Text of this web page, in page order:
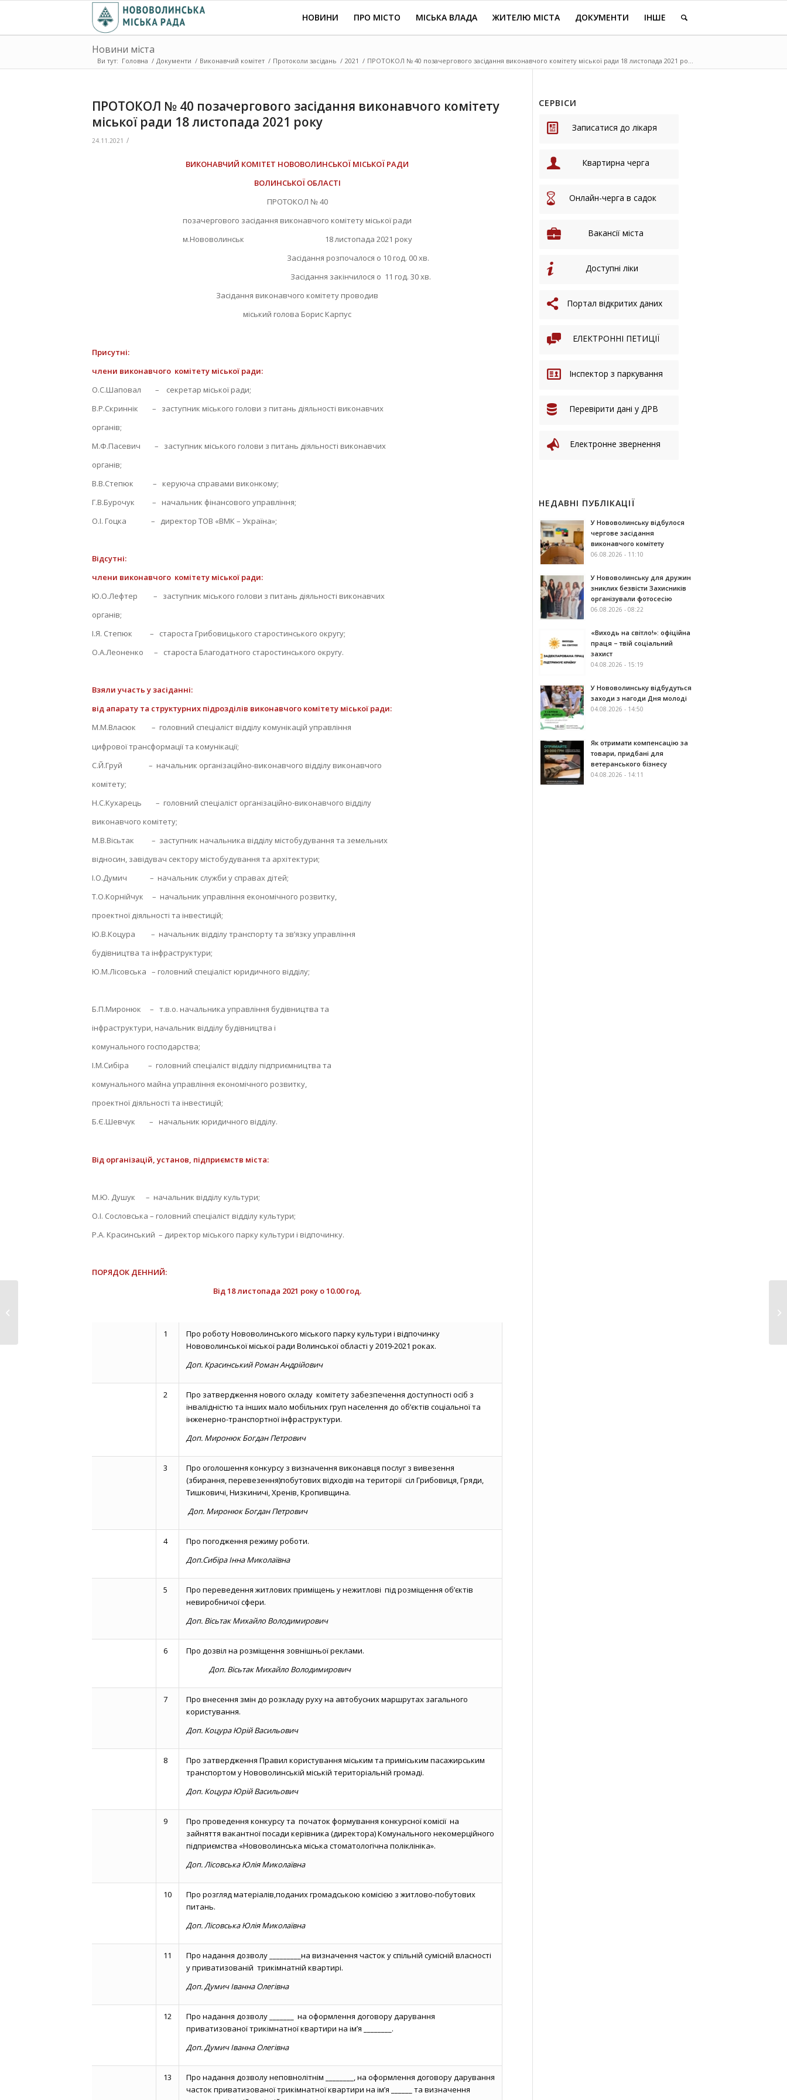
НОВИНИ ПРО МІСТО МІСЬКА ВЛАДА ЖИТЕЛЮ МІСТА ДОКУМЕНТИ ІНШЕ
Новини міста
Ви тут: Головна / Документи / Виконавчий комітет / Протоколи засідань / 2021 / ПРОТОКОЛ № 40 позачергового засідання виконавчого комітету міської ради 18 листопада 2021 ро...
ПРОТОКОЛ № 40 позачергового засідання виконавчого комітету
міської ради 18 листопада 2021 року
24.11.2021 /
ВИКОНАВЧИЙ КОМІТЕТ НОВОВОЛИНСЬКОЇ МІСЬКОЇ РАДИ
ВОЛИНСЬКОЇ ОБЛАСТІ
ПРОТОКОЛ № 40
позачергового засідання виконавчого комітету міської ради
м.Нововолинськ 18 листопада 2021 року
Засідання розпочалося о 10 год. 00 хв.
Засідання закінчилося о 11 год. 30 хв.
Засідання виконавчого комітету проводив
міський голова Борис Карпус
Присутні:
члени виконавчого комітету міської ради:
О.С.Шаповал – секретар міської ради;
В.Р.Скриннік – заступник міського голови з питань діяльності виконавчих
органів;
М.Ф.Пасевич – заступник міського голови з питань діяльності виконавчих
органів;
В.В.Степюк – керуюча справами виконкому;
Г.В.Бурочук – начальник фінансового управління;
О.І. Гоцка – директор ТОВ «ВМК – Україна»;
Відсутні:
члени виконавчого комітету міської ради:
Ю.О.Лефтер – заступник міського голови з питань діяльності виконавчих
органів;
І.Я. Степюк – староста Грибовицького старостинського округу;
О.А.Леоненко – староста Благодатного старостинського округу.
Взяли участь у засіданні:
від апарату та структурних підрозділів виконавчого комітету міської ради:
М.М.Власюк – головний спеціаліст відділу комунікацій управління
цифрової трансформації та комунікації;
С.Й.Груй – начальник організаційно-виконавчого відділу виконавчого
комітету;
Н.С.Кухарець – головний спеціаліст організаційно-виконавчого відділу
виконавчого комітету;
М.В.Вісьтак – заступник начальника відділу містобудування та земельних
відносин, завідувач сектору містобудування та архітектури;
І.О.Думич – начальник служби у справах дітей;
Т.О.Корнійчук – начальник управління економічного розвитку,
проектної діяльності та інвестицій;
Ю.В.Коцура – начальник відділу транспорту та зв’язку управління
будівництва та інфраструктури;
Ю.М.Лісовська – головний спеціаліст юридичного відділу;
Б.П.Миронюк – т.в.о. начальника управління будівництва та
інфраструктури, начальник відділу будівництва і
комунального господарства;
І.М.Сибіра – головний спеціаліст відділу підприємництва та
комунального майна управління економічного розвитку,
проектної діяльності та інвестицій;
Б.Є.Шевчук – начальник юридичного відділу.
Від організацій, установ, підприємств міста:
М.Ю. Душук – начальник відділу культури;
О.І. Сословська – головний спеціаліст відділу культури;
Р.А. Красинський – директор міського парку культури і відпочинку.
ПОРЯДОК ДЕННИЙ:
Від 18 листопада 2021 року о 10.00 год.
1
Про роботу Нововолинського міського парку культури і відпочинку
Нововолинської міської ради Волинської області у 2019-2021 роках.
Доп. Красинський Роман Андрійович
2
Про затвердження нового складу комітету забезпечення доступності осіб з
інвалідністю та інших мало мобільних груп населення до об’єктів соціальної та
інженерно-транспортної інфраструктури.
Доп. Миронюк Богдан Петрович
3
Про оголошення конкурсу з визначення виконавця послуг з вивезення
(збирання, перевезення)побутових відходів на території сіл Грибовиця, Гряди,
Тишковичі, Низкиничі, Хренів, Кропивщина.
Доп. Миронюк Богдан Петрович
4
Про погодження режиму роботи.
Доп.Сибіра Інна Миколаївна
5
Про переведення житлових приміщень у нежитлові під розміщення об’єктів
невиробничої сфери.
Доп. Вісьтак Михайло Володимирович
6
Про дозвіл на розміщення зовнішньої реклами.
Доп. Вісьтак Михайло Володимирович
7
Про внесення змін до розкладу руху на автобусних маршрутах загального
користування.
Доп. Коцура Юрій Васильович
8
Про затвердження Правил користування міським та приміським пасажирським
транспортом у Нововолинській міській територіальній громаді.
Доп. Коцура Юрій Васильович
9
Про проведення конкурсу та початок формування конкурсної комісії на
зайняття вакантної посади керівника (директора) Комунального некомерційного
підприємства «Нововолинська міська стоматологічна поліклініка».
Доп. Лісовська Юлія Миколаївна
10
Про розгляд матеріалів,поданих громадською комісією з житлово-побутових
питань.
Доп. Лісовська Юлія Миколаївна
11
Про надання дозволу _________на визначення часток у спільній сумісній власності
у приватизованій трикімнатній квартирі.
Доп. Думич Іванна Олегівна
12
Про надання дозволу _______ на оформлення договору дарування
приватизованої трикімнатної квартири на ім’я ________.
Доп. Думич Іванна Олегівна
13
Про надання дозволу неповнолітнім ________, на оформлення договору дарування
часток приватизованої трикімнатної квартири на ім’я ______ та визначення
СЕРВІСИ
Записатися до лікаря
Квартирна черга
Онлайн-черга в садок
Вакансії міста
Доступні ліки
Портал відкритих даних
ЕЛЕКТРОННІ ПЕТИЦІЇ
Інспектор з паркування
Перевірити дані у ДРВ
Електронне звернення
НЕДАВНІ ПУБЛІКАЦІЇ
У Нововолинську відбулося
чергове засідання
виконавчого комітету
06.08.2026 - 11:10
У Нововолинську для дружин
зниклих безвісти Захисників
організували фотосесію
06.08.2026 - 08:22
«Виходь на світло!»: офіційна
праця – твій соціальний
захист
04.08.2026 - 15:19
У Нововолинську відбудуться
заходи з нагоди Дня молоді
04.08.2026 - 14:50
Як отримати компенсацію за
товари, придбані для
ветеранського бізнесу
04.08.2026 - 14:11